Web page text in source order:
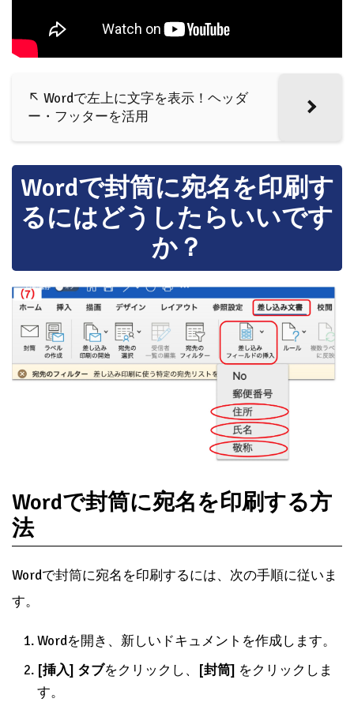
↖ Wordで左上に文字を表示！ヘッダ
ー・フッターを活用
Wordで封筒に宛名を印刷す
るにはどうしたらいいです
か？
Wordで封筒に宛名を印刷する方
法
Wordで封筒に宛名を印刷するには、次の手順に従いま
す。
Wordを開き、新しいドキュメントを作成します。
[挿入] タブをクリックし、 [封筒] をクリックしま
す。